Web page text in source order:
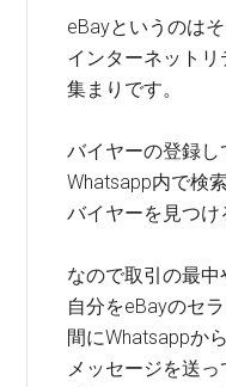
eBayというのは
インターネット
集まりです。
バイヤーの登録
Whatsapp内で検
バイヤーを見つけ
なので取引の最
自分をeBayのセ
間にWhatsappか
メッセージを送